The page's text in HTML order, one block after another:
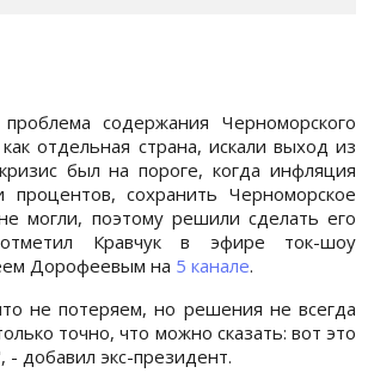
содержания Черноморского
отдельная страна, искали выход из
был на пороге, когда инфляция
процентов, сохранить Черноморское
могли, поэтому решили сделать его
Кравчук в эфире ток-шоу
Дорофеевым на 5 канале.
не потеряем, но решения не всегда
точно, что можно сказать: вот это
- добавил экс-президент.